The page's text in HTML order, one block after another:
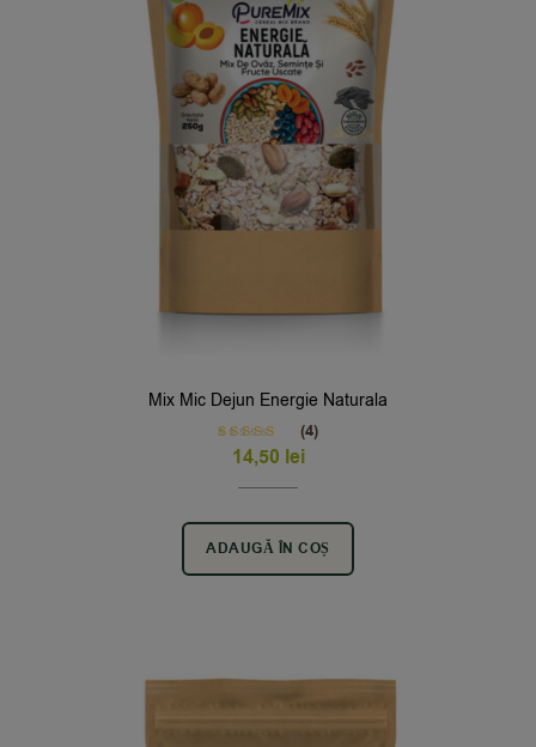
Mix Mic Dejun Energie Naturala
Rated5.00
out of 5
(4)
14,50 lei
ADAUGĂ ÎN COȘ